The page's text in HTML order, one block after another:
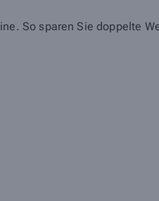
So sparen Sie doppelte